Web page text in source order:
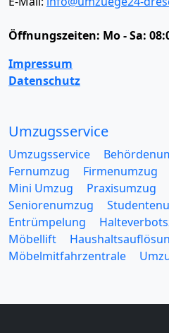
Öffnungszeiten: Mo - Sa:
Impressum
Datenschutz
Umzugsservice
Umzugsservice
Fernumzug
Firmenumzug
Mini Umzug
Praxisumzug
Seniorenumzug
Entrümpelung
Möbellift
Möbelmitfahrzentrale